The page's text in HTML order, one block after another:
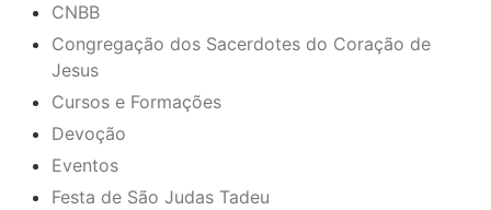
CNBB
Congregação dos Sacerdotes do Coração de
Jesus
Cursos e Formações
Devoção
Eventos
Festa de São Judas Tadeu